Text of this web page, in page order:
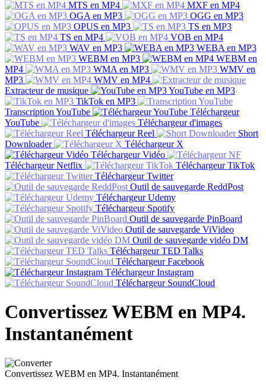
MTS en MP4
MXF en MP4
OGA en MP3
OGG en MP3
OPUS en MP3
TS en MP3
TS en MP4
VOB en MP4
WAV en MP3
WEBA en MP3
WEBM en MP3
WEBM en
MP4
WMA en MP3
WMV en
MP3
WMV en MP4
Extracteur de musique
YouTube en MP3
TikTok en MP3
Transcription YouTube
Téléchargeur
YouTube
Téléchargeur d'images
Téléchargeur Reel
Short
Downloader
Téléchargeur X
Téléchargeur Vidéo
Téléchargeur Netflix
Téléchargeur TikTok
Téléchargeur Twitter
Outil de sauvegarde ReddPost
Téléchargeur Udemy
Téléchargeur Spotify
Outil de sauvegarde PinBoard
Outil de sauvegarde ViVideo
Outil de sauvegarde vidéo DM
Téléchargeur TED Talks
Téléchargeur Facebook
Téléchargeur Instagram
Téléchargeur SoundCloud
Convertissez WEBM en MP4.
Instantanément
Convertissez WEBM en MP4. Instantanément